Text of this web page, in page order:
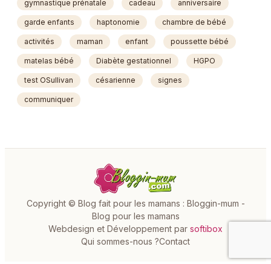
gymnastique prénatale cadeau anniversaire
garde enfants haptonomie chambre de bébé
activités maman enfant poussette bébé
matelas bébé Diabète gestationnel HGPO
test OSullivan césarienne signes
communiquer
Copyright © Blog fait pour les mamans : Bloggin-mum -
Blog pour les mamans
Webdesign et Développement par softibox
Qui sommes-nous ?Contact